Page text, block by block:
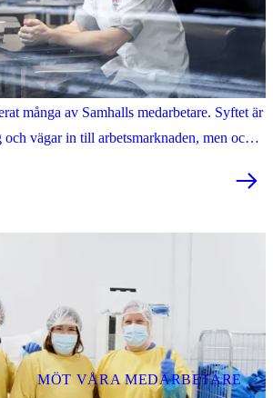
värde och social hållbarhet
har samarbetat under 25 år. Under den
många av Samhalls medarbetare. Syftet är
och vägar in till arbetsmarknaden, men också
MÖT VÅRA MEDARBETARE